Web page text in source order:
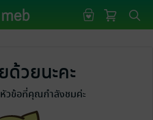
ด้วยนะคะ
วข้อที่คุณกำลังชมค่ะ